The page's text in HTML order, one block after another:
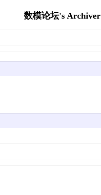
数模论坛's Archiver